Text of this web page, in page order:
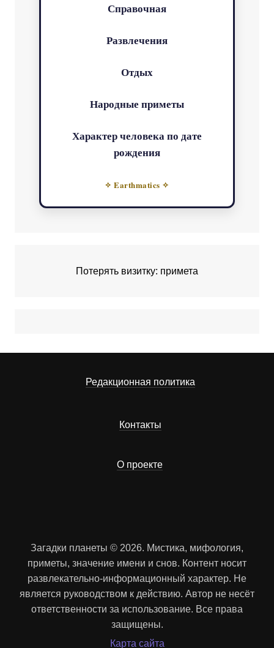
Справочная
Развлечения
Отдых
Народные приметы
Характер человека по дате
рождения
✧ Earthmatics ✧
Потерять визитку: примета
Редакционная политика
Контакты
О проекте
Загадки планеты © 2026. Мистика, мифология,
приметы, значение имени и снов. Контент носит
развлекательно-информационный характер. Не
является руководством к действию. Автор не несёт
ответственности за использование. Все права
защищены.
Карта сайта